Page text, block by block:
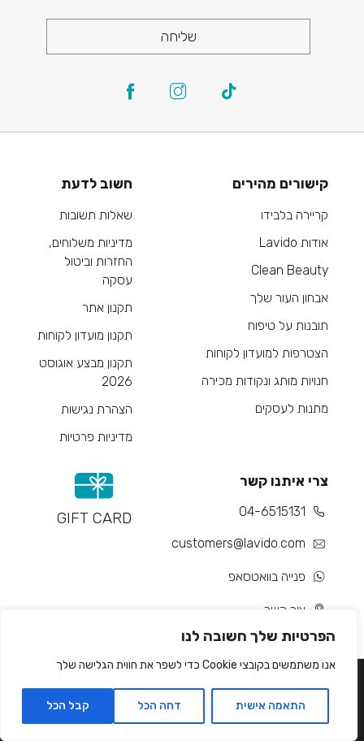
הפרטיות שלך חשובה לנו
אנו משתמשים בקובצי Cookie כדי לשפר את חווית הגלישה שלך
התאמה אישית דחה הכל קבל הכל
שליחה
קישורים מהירים
קריירה בלבידו
אודות Lavido
Clean Beauty
אבחון העור שלך
תובנות על טיפוח
הצטרפות למועדון לקוחות
חנויות מותג ונקודות מכירה
מתנות לעסקים
חשוב לדעת
שאלות תשובות
מדיניות משלוחים,
החזרות וביטול
עסקה
תקנון אתר
תקנון מועדון לקוחות
תקנון מבצע אוגוסט
2026
הצהרת נגישות
מדיניות פרטיות
צרי איתנו קשר
04-6515131
customers@lavido.com
פנייה בוואטסאפ
צור קשר
GIFT CARD
Developed by Matat Technologies ltd